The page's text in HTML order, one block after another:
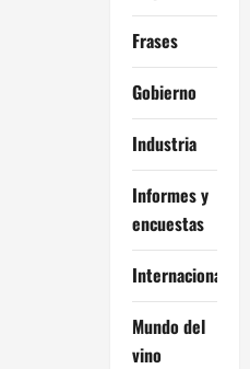
Frases
Gobierno
Industria
Informes y
encuestas
Internacional
Mundo del
vino